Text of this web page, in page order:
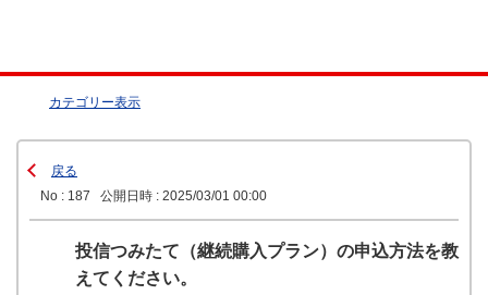
カテゴリー表示
戻る
No : 187
公開日時 : 2025/03/01 00:00
投信つみたて（継続購入プラン）の申込方法を教
えてください。